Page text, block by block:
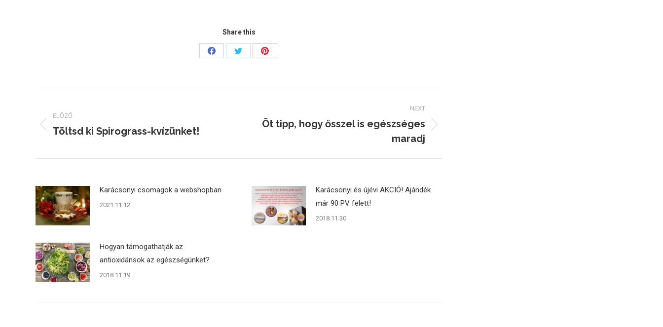
Share this
Share
Share
Share
navigation
ELŐZŐ
Previous
Töltsd ki Spirograss-kvízünket!
NEXT
Next
Öt tipp, hogy ősszel is egészséges
maradj
Karácsonyi csomagok a webshopban
2021.11.12.
Karácsonyi és újévi AKCIÓ! Ajándék
már 90 PV felett!
2018.11.30.
Hogyan támogathatják az
antioxidánsok az egészségünket?
2018.11.19.